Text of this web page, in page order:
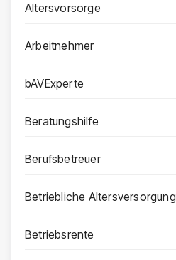
Altersvorsorge
Arbeitnehmer
bAVExperte
Beratungshilfe
Berufsbetreuer
Betriebliche Altersversorgung
Betriebsrente